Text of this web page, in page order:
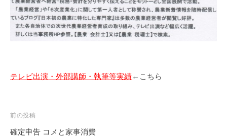
テレビ出演・外部講師・執筆等実績←こちら
投
稿
前の投稿
確定申告 コメと家事消費